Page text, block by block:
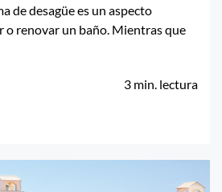
de desagüe es un aspecto
o renovar un baño. Mientras que
3 min. lectura